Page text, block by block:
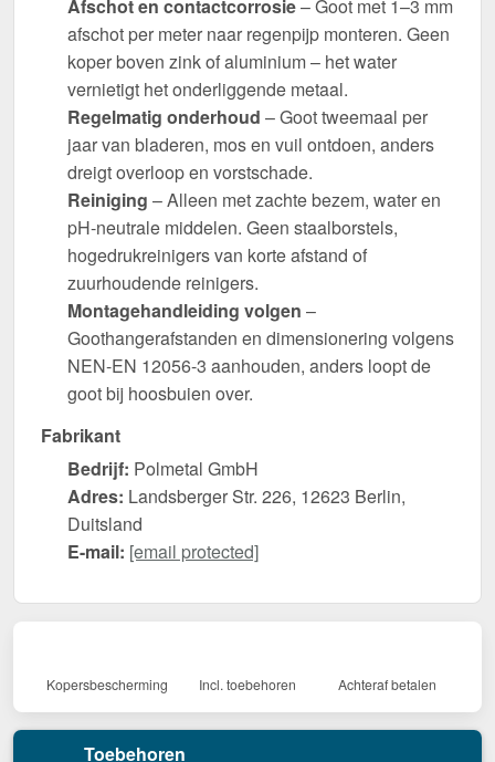
Afschot en contactcorrosie– Goot met 1–3 mm
afschot per meter naar regenpijp monteren. Geen
koper boven zink of aluminium – het water
vernietigt het onderliggende metaal.
Regelmatig onderhoud – Goot tweemaal per
jaar van bladeren, mos en vuil ontdoen, anders
dreigt overloop en vorstschade.
Reiniging – Alleen met zachte bezem, water en
pH-neutrale middelen. Geen staalborstels,
hogedrukreinigers van korte afstand of
zuurhoudende reinigers.
Montagehandleiding volgen –
Goothangerafstanden en dimensionering volgens
NEN-EN 12056-3 aanhouden, anders loopt de
goot bij hoosbuien over.
Fabrikant
Bedrijf: Polmetal GmbH
Adres: Landsberger Str. 226, 12623 Berlin,
Duitsland
E-mail: [email protected]
Kopersbescherming Incl. toebehoren Achteraf betalen
Toebehoren